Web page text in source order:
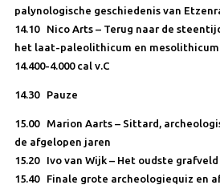
palynologische geschiedenis van
14.10 Nico Arts – Terug naar de
het laat-paleolithicum en
14.400-4.000 cal v.C
14.30 Pauze
15.00 Marion Aarts – Sittard,
de afgelopen jaren
15.20 Ivo van Wijk – Het oudste
15.40 Finale grote archeologiequiz en